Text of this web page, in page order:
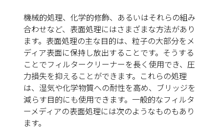
機械的処理、化学的修飾、あるいはそれらの組み
合わせなど、表面処理にはさまざまな方法があり
ます。表面処理の主な目的は、粒子の大部分をメ
ディア表面に保持し放出することです。そうする
ことでフィルタークリーナーを長く使用でき、圧
力損失を抑えることができます。これらの処理
は、湿気や化学物質への耐性を高め、ブリッジを
減らす目的にも使用できます。一般的なフィルタ
ーメディアの表面処理には次のようなものもあり
ます。